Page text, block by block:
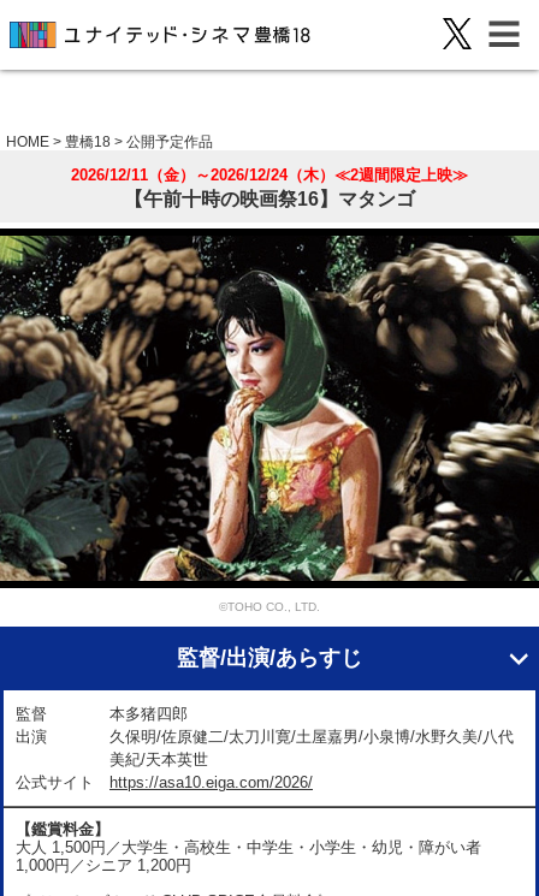
HOME > 豊橋18 > 公開予定作品
2026/12/11（金）～2026/12/24（木）≪2週間限定上映≫
【午前十時の映画祭16】マタンゴ
©TOHO CO., LTD.
監督/出演/あらすじ
監督
本多猪四郎
出演
久保明/佐原健二/太刀川寛/土屋嘉男/小泉博/水野久美/八代
美紀/天本英世
公式サイト
https://asa10.eiga.com/2026/
【鑑賞料金】
大人 1,500円／大学生・高校生・中学生・小学生・幼児・障がい者
1,000円／シニア 1,200円